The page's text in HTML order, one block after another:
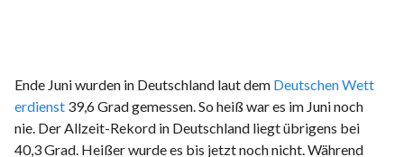
Ende Juni wurden in Deutschland laut dem Deutschen Wett
erdienst 39,6 Grad gemessen. So heiß war es im Juni noch
nie. Der Allzeit-Rekord in Deutschland liegt übrigens bei
40,3 Grad. Heißer wurde es bis jetzt noch nicht. Während